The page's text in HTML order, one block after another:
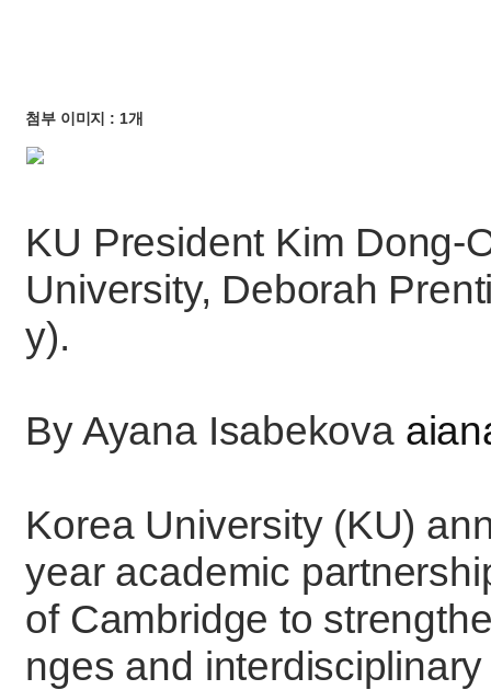
첨부 이미지 : 1개
KU President Kim Dong-
University, Deborah
y).
By Ayana Isabekova
Korea University (KU)
year academic
of Cambridge to
nges and